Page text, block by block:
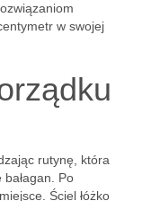
w swojej
rutynę, która
bałagan. Po
Ściel łóżko